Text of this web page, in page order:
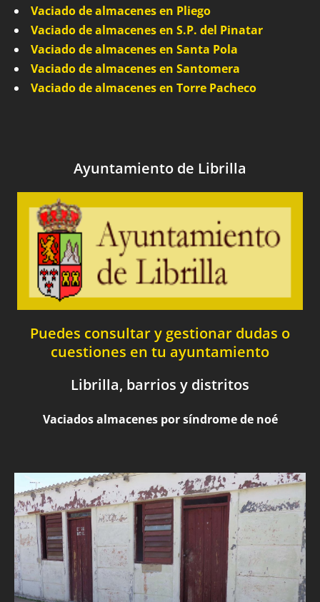
Vaciado de almacenes en Pliego
Vaciado de almacenes en S.P. del Pinatar
Vaciado de almacenes en Santa Pola
Vaciado de almacenes en Santomera
Vaciado de almacenes en Torre Pacheco
Ayuntamiento de Librilla
Puedes consultar y gestionar dudas o
cuestiones en tu ayuntamiento
Librilla, barrios y distritos
Vaciados almacenes por síndrome de noé